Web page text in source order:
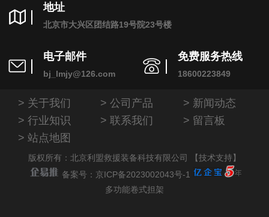
地址
北京市大兴区团结路19号院23号楼
电子邮件
bj_lmjy@126.com
免费服务热线
18600223849
关于我们 公司产品
新闻动态
行业知识
联系我们
留言板
站点地图
版权所有：北京利盟救援装备科技有限公司 【技术支持】
备案号：京ICP备2023002043号-1
多功能卷式担架